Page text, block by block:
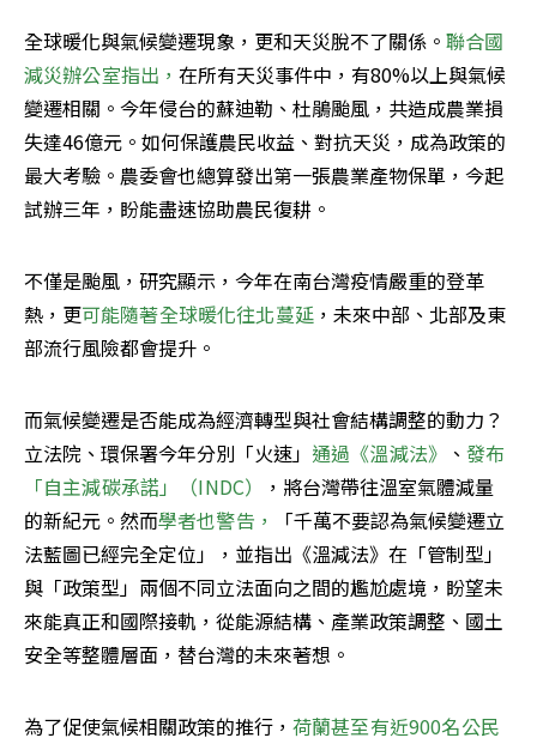
全球暖化與氣候變遷現象，更和天災脫不了關係。 聯合國
減災辦公室指出，在所有天災事件中，有80%以上與氣候
變遷相關。今年侵台的蘇迪勒、杜鵑颱風，共造成農業損
失達46億元。如何保護農民收益、對抗天災，成為政策的
最大考驗。農委會也總算發出第一張農業產物保單，今起
試辦三年，盼能盡速協助農民復耕。
不僅是颱風，研究顯示，今年在南台灣疫情嚴重的登革
熱，更可能隨著全球暖化往北蔓延，未來中部、北部及東
部流行風險都會提升。
而氣候變遷是否能成為經濟轉型與社會結構調整的動力？
立法院、環保署今年分別「火速」 通過《溫減法》 、發布
「自主減碳承諾」（INDC）
，將台灣帶往溫室氣體減量
的新紀元。然而學者也警告，
「千萬不要認為氣候變遷立
法藍圖已經完全定位」，並指出《溫減法》在「管制型」
與「政策型」兩個不同立法面向之間的尷尬處境，盼望未
來能真正和國際接軌，從能源結構、產業政策調整、國土
安全等整體層面，替台灣的未來著想。
為了促使氣候相關政策的推行， 荷蘭甚至有近900名公民